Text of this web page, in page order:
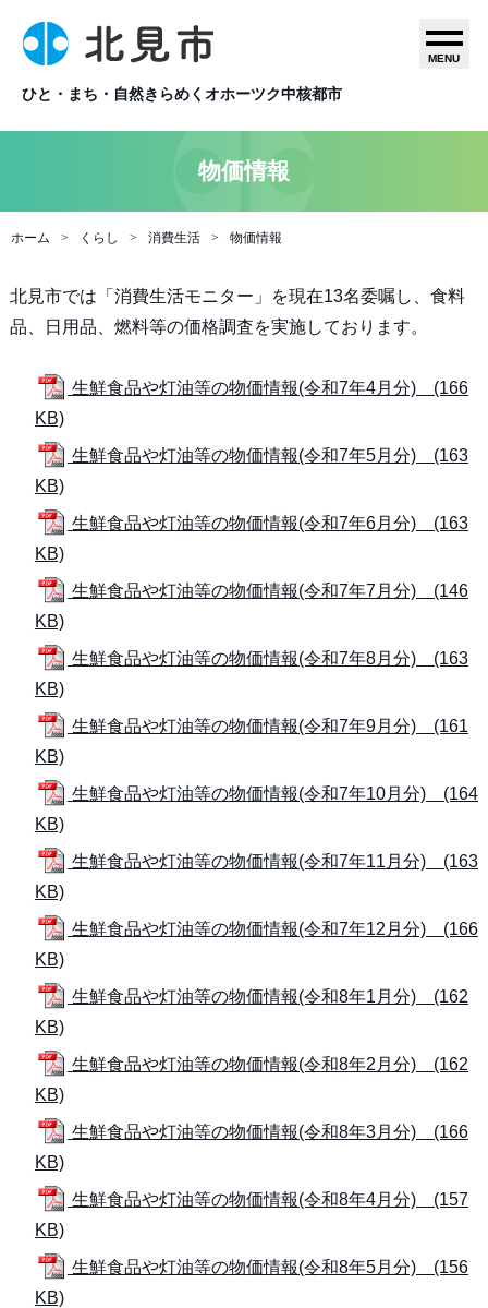
ひと・まち・自然きらめくオホーツク中核都市
MENU
物価情報
ホーム くらし 消費生活 物価情報
北見市では「消費生活モニター」を現在13名委嘱し、食料
品、日用品、燃料等の価格調査を実施しております。
生鮮食品や灯油等の物価情報(令和7年4月分) (166
KB)
生鮮食品や灯油等の物価情報(令和7年5月分) (163
KB)
生鮮食品や灯油等の物価情報(令和7年6月分) (163
KB)
生鮮食品や灯油等の物価情報(令和7年7月分) (146
KB)
生鮮食品や灯油等の物価情報(令和7年8月分) (163
KB)
生鮮食品や灯油等の物価情報(令和7年9月分) (161
KB)
生鮮食品や灯油等の物価情報(令和7年10月分) (164
KB)
生鮮食品や灯油等の物価情報(令和7年11月分) (163
KB)
生鮮食品や灯油等の物価情報(令和7年12月分) (166
KB)
生鮮食品や灯油等の物価情報(令和8年1月分) (162
KB)
生鮮食品や灯油等の物価情報(令和8年2月分) (162
KB)
生鮮食品や灯油等の物価情報(令和8年3月分) (166
KB)
生鮮食品や灯油等の物価情報(令和8年4月分) (157
KB)
生鮮食品や灯油等の物価情報(令和8年5月分) (156
KB)